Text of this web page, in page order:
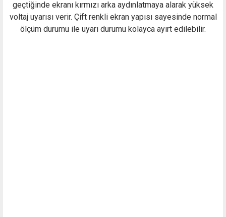
geçtiğinde ekranı kırmızı arka aydınlatmaya alarak yüksek
voltaj uyarısı verir. Çift renkli ekran yapısı sayesinde normal
ölçüm durumu ile uyarı durumu kolayca ayırt edilebilir.